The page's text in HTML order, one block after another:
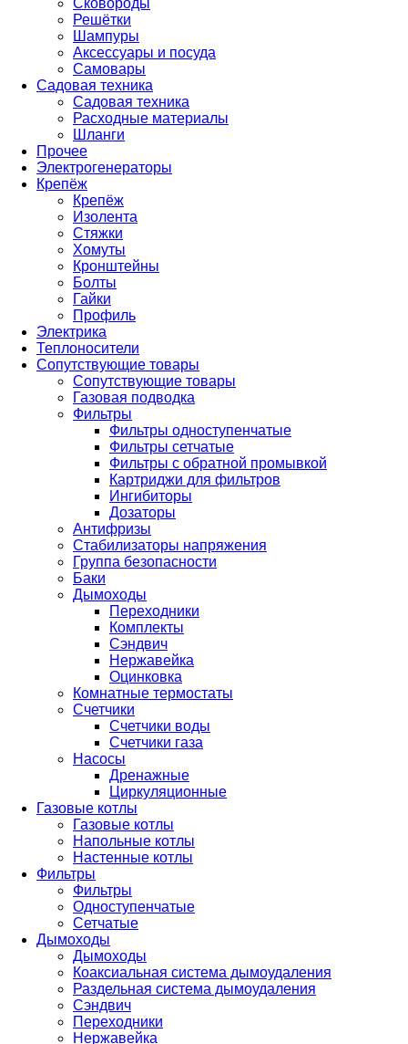
Сковороды
Решётки
Шампуры
Аксессуары и посуда
Самовары
Садовая техника
Садовая техника
Расходные материалы
Шланги
Прочее
Электрогенераторы
Крепёж
Крепёж
Изолента
Стяжки
Хомуты
Кронштейны
Болты
Гайки
Профиль
Электрика
Теплоносители
Сопутствующие товары
Сопутствующие товары
Газовая подводка
Фильтры
Фильтры одноступенчатые
Фильтры сетчатые
Фильтры с обратной промывкой
Картриджи для фильтров
Ингибиторы
Дозаторы
Антифризы
Стабилизаторы напряжения
Группа безопасности
Баки
Дымоходы
Переходники
Комплекты
Сэндвич
Нержавейка
Оцинковка
Комнатные термостаты
Счетчики
Счетчики воды
Счетчики газа
Насосы
Дренажные
Циркуляционные
Газовые котлы
Газовые котлы
Напольные котлы
Настенные котлы
Фильтры
Фильтры
Одноступенчатые
Сетчатые
Дымоходы
Дымоходы
Коаксиальная система дымоудаления
Раздельная система дымоудаления
Сэндвич
Переходники
Нержавейка